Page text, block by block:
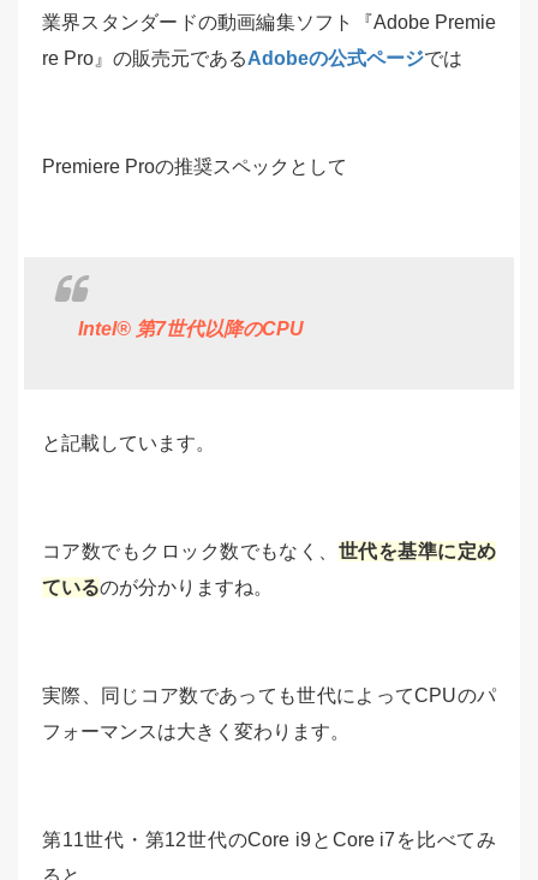
業界スタンダードの動画編集ソフト『Adobe Premie
re Pro』の販売元であるAdobeの公式ページでは
Premiere Proの推奨スペックとして
Intel® 第7世代以降のCPU
と記載しています。
コア数でもクロック数でもなく、 世代を基準に定め
ているのが分かりますね。
実際、同じコア数であっても世代によってCPUのパ
フォーマンスは大きく変わります。
第11世代・第12世代のCore i9とCore i7を比べてみ
ると